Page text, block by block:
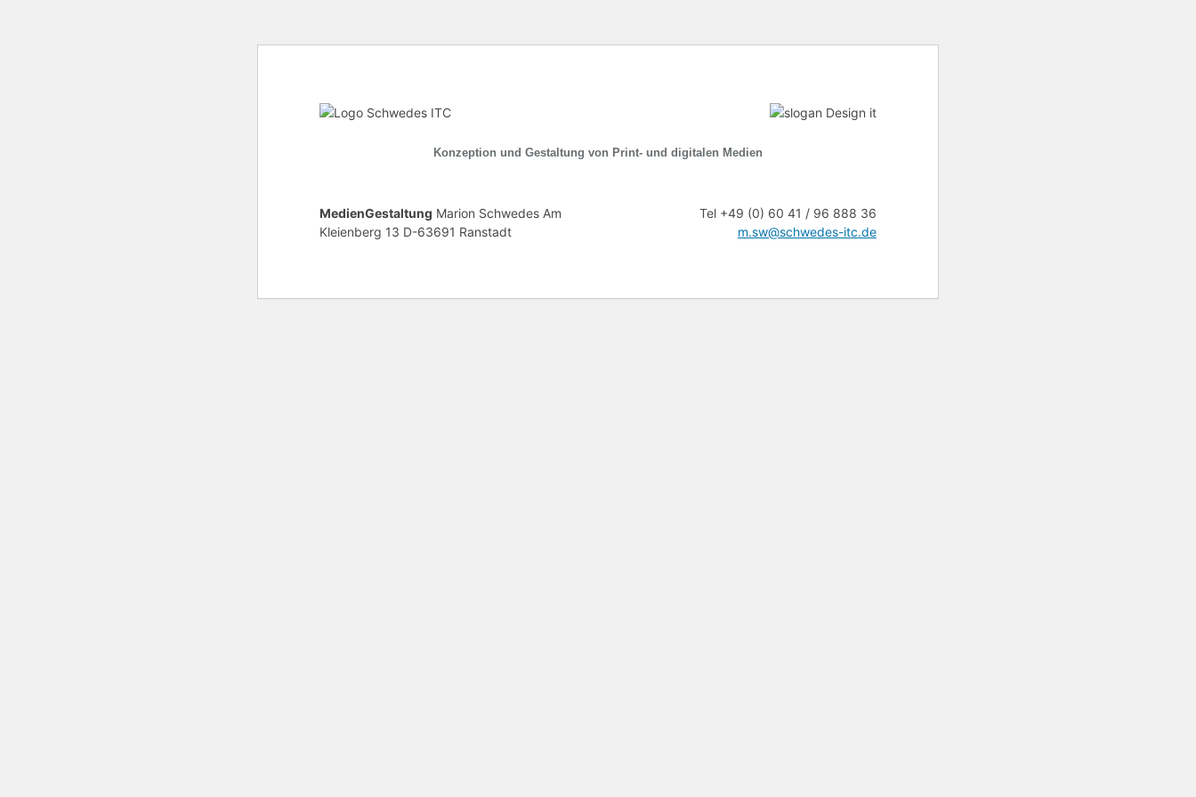
Konzeption und Gestaltung von Print- und digitalen Medien
MedienGestaltung Marion Schwedes Am
Kleienberg 13 D-63691 Ranstadt
Tel +49 (0) 60 41 / 96 888 36
m.sw@schwedes-itc.de